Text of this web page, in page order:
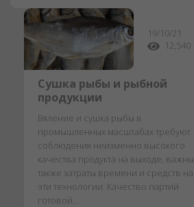
19/10/21
12,540
Сушка рыбы и рыбной
продукции
Вяление и сушка рыбы в
промышленных масштабах требуют
соблюдения неизменно высокого
качества продукта на выходе, важны
также затраты времени и средств на
эти технологии. Качество партий
готовой...